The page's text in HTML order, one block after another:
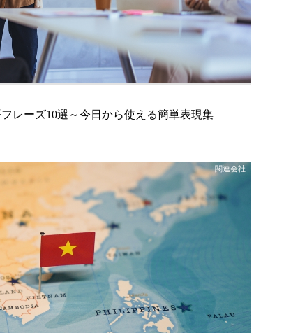
レーズ10選～今日から使える簡単表現集
関連会社